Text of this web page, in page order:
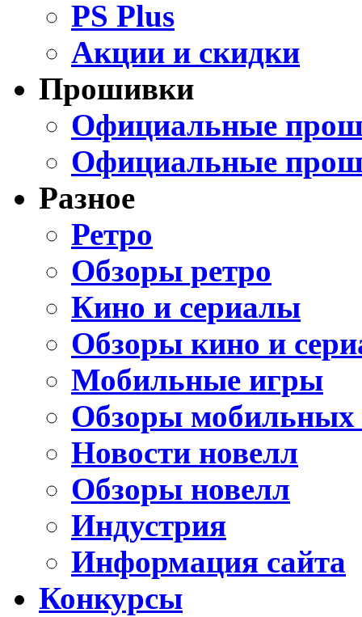
PS Plus
Акции и скидки
Прошивки
Официальные
Официальные
Разное
Ретро
Обзоры ретро
Кино и сериалы
Обзоры кино и
Мобильные игры
Обзоры мобильных
Новости новелл
Обзоры новелл
Индустрия
Информация сайта
Конкурсы